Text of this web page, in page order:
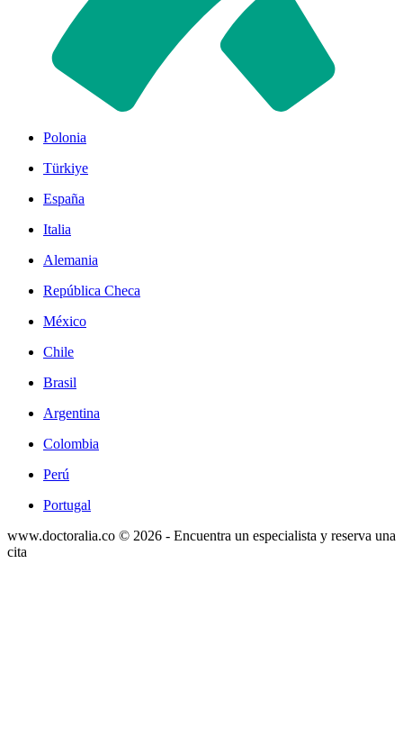
Polonia
Türkiye
España
Italia
Alemania
República Checa
México
Chile
Brasil
Argentina
Colombia
Perú
Portugal
www.doctoralia.co © 2026 - Encuentra un especialista y reserva una
cita